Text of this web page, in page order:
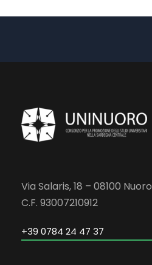
Via Salaris, 18 – 08100 Nuoro
C.F. 93007210912
+39 0784 24 47 37